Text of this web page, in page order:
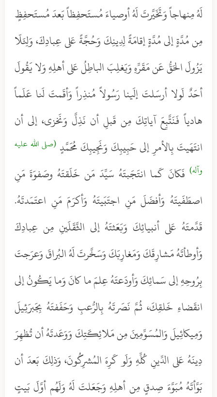
لَهُ مِنهاجاً وَتَخَيَّرتَ لَهُ أوصياءَ مُستَحفِظاً بَعدَ مُستَحفِظٍ
مِن مُدَّةٍ إلى مُدَّةٍ إقامَةً لِدِينِكَ وَحُجَّةً عَلى عِبادِكَ، وَلِئَلّا
يَزُولَ الحَقُّ عَن مَقَرِّهِ وَيَغلِبَ الباطِلُ عَلى أهلِهِ وَلا يَقُولَ
أحَدٌ لَولا أرسَلتَ إلَينا رَسُولاً مُنذِراً وَأقَمتَ لَنا عَلَماً
هادياً فَنَتَّبِعَ آياتِكَ مِن قَبلِ أن نَذِلَّ وَنَخزى، إلى أن
انتَهَيتَ بِالأمرِ إلى حَبِيبِكَ وَنَجِيبِكَ مُحَمَّدٍ (صلى الله عليه
وآله) فَكانَ كَما انتَجَبتَهُ سَيِّدَ مَن خَلَقتَهُ وصَفوَةَ مَنِ
اصطَفَيتَهُ وَأفضَلَ مَنِ اجتَبَيتَهُ وَأكرَمَ مَنِ اعتَمَدتَهُ.
قَدَّمتَهُ عَلى أنبيائِكَ وَبَعَثتَهُ إلى الثَّقَلَينِ مِن عِبادِكَ
وَأوطأتَهُ مَشارِقَكَ وَمَغارِبَكَ وَسَخَّرتَ لَهُ البُراقَ وَعرَجتَ
بِرُوحِهِ إلى سَمائِكَ وَأودَعتَهُ عِلمَ ما كانَ وَما يَكُونُ إلى
انقَضاءِ خَلقِكَ، ثُمَّ نَصَرتَهُ بِالرُّعبِ وَحَفَفتَهُ بِجَبرَئِيلَ
وَمِيكائِيلَ وَالمُسَوِّمِينَ مِن مَلائِكَتِكَ وَوَعَدتَهُ أن تُظهِرَ
دِينَهُ عَلى الدِّينِ كُلِّهِ وَلَو كَرِهَ المُشرِكُونَ، وَذلِكَ بَعدَ أن
بَوَّأتَهُ مُبَوَّءَ صِدقٍ مِن أهلِهِ وَجَعَلتَ لَهُ وَلَهُم أوَّلَ بَيتٍ